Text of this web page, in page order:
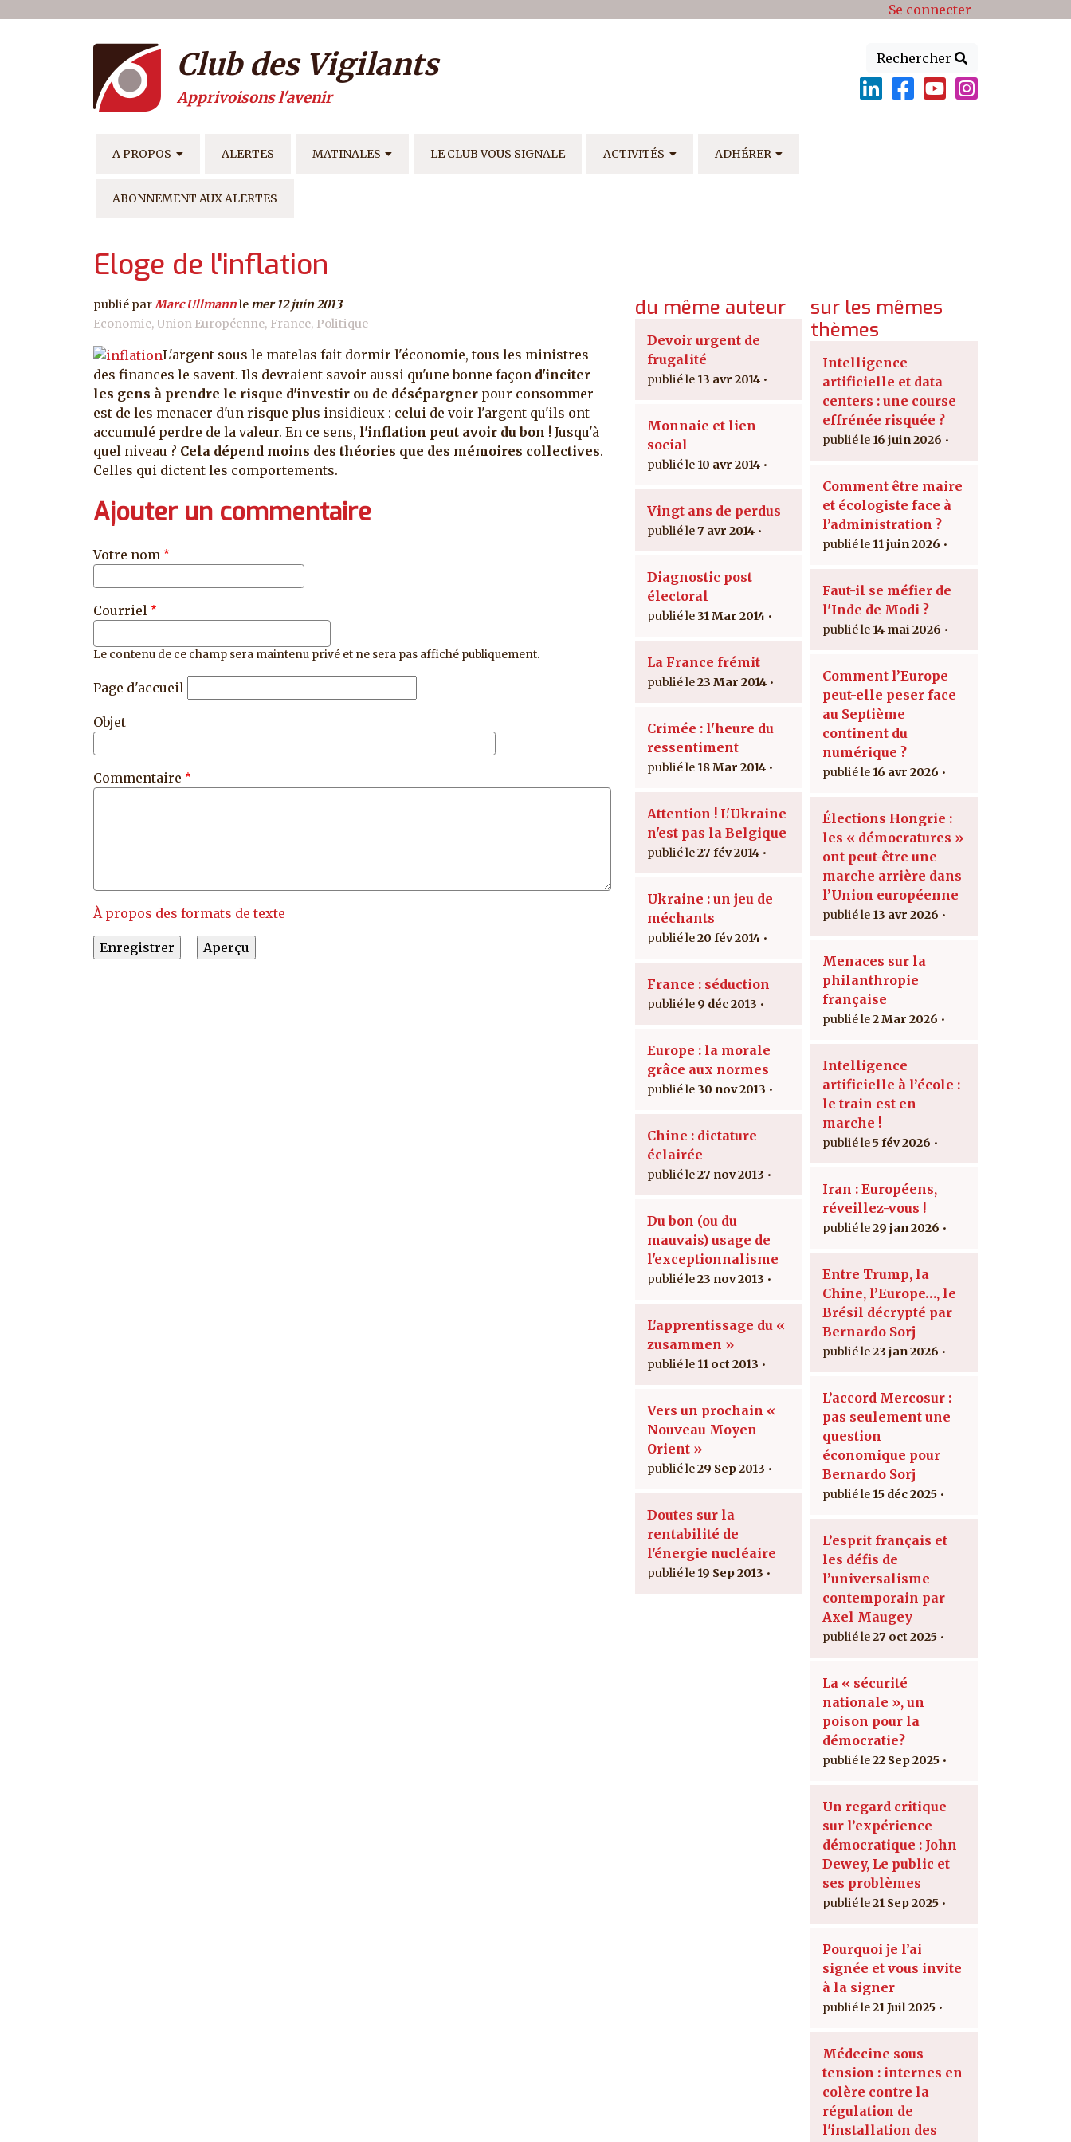
Menu du compte de l'utilisateur Se connecter
Rechercher
Club des Vigilants
Apprivoisons l'avenir
NAVIGATION PRINCIPALE
A PROPOS ALERTES MATINALES LE CLUB VOUS SIGNALE ACTIVITÉS ADHÉRER
ABONNEMENT AUX ALERTES
Eloge de l'inflation
publié par Marc Ullmannle mer 12 juin 2013
Economie Union Européenne France Politique
L'argent sous le matelas fait dormir l'économie, tous les ministres
des finances le savent. Ils devraient savoir aussi qu'une bonne façon d'inciter
les gens à prendre le risque d'investir ou de désépargner pour consommer
est de les menacer d'un risque plus insidieux : celui de voir l'argent qu'ils ont
accumulé perdre de la valeur. En ce sens, l'inflation peut avoir du bon ! Jusqu'à
quel niveau ? Cela dépend moins des théories que des mémoires collectives.
Celles qui dictent les comportements.
Ajouter un commentaire
Votre nom
Courriel
Le contenu de ce champ sera maintenu privé et ne sera pas affiché publiquement.
Page d'accueil
Objet
Commentaire
À propos des formats de texte
du même auteur
Devoir urgent de
frugalité
13 avr 2014
Monnaie et lien
social
10 avr 2014
Vingt ans de perdus
7 avr 2014
Diagnostic post
électoral
31 Mar 2014
La France frémit
23 Mar 2014
Crimée : l'heure du
ressentiment
18 Mar 2014
Attention ! L'Ukraine
n'est pas la Belgique
27 fév 2014
Ukraine : un jeu de
méchants
20 fév 2014
France : séduction
9 déc 2013
Europe : la morale
grâce aux normes
30 nov 2013
Chine : dictature
éclairée
27 nov 2013
Du bon (ou du
mauvais) usage de
l'exceptionnalisme
23 nov 2013
L'apprentissage du «
zusammen »
11 oct 2013
Vers un prochain «
Nouveau Moyen
Orient »
29 Sep 2013
Doutes sur la
rentabilité de
l'énergie nucléaire
19 Sep 2013
sur les mêmes
thèmes
Intelligence
artificielle et data
centers : une course
effrénée risquée ?
16 juin 2026
Comment être maire
et écologiste face à
l’administration ?
11 juin 2026
Faut-il se méfier de
l'Inde de Modi ?
14 mai 2026
Comment l’Europe
peut-elle peser face
au Septième
continent du
numérique ?
16 avr 2026
Élections Hongrie :
les « démocratures »
ont peut-être une
marche arrière dans
l’Union européenne
13 avr 2026
Menaces sur la
philanthropie
française
2 Mar 2026
Intelligence
artificielle à l’école :
le train est en
marche !
5 fév 2026
Iran : Européens,
réveillez-vous !
29 jan 2026
Entre Trump, la
Chine, l’Europe…, le
Brésil décrypté par
Bernardo Sorj
23 jan 2026
L’accord Mercosur :
pas seulement une
question
économique pour
Bernardo Sorj
15 déc 2025
L’esprit français et
les défis de
l’universalisme
contemporain par
Axel Maugey
27 oct 2025
La « sécurité
nationale », un
poison pour la
démocratie?
22 Sep 2025
Un regard critique
sur l’expérience
démocratique : John
Dewey, Le public et
ses problèmes
21 Sep 2025
Pourquoi je l’ai
signée et vous invite
à la signer
21 Juil 2025
Médecine sous
tension : internes en
colère contre la
régulation de
l'installation des